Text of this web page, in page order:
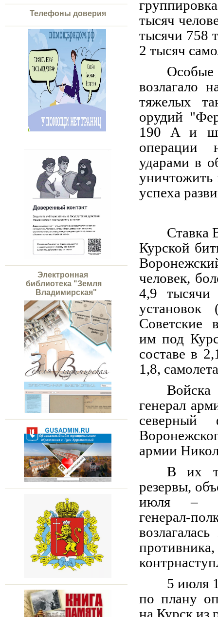
Телефоны доверия
Электронная
библиотека "Земля
Владимирская"
тысяч
тысячи 758
2 тысяч
возлагало
тяжелых
орудий
190 A и
операции
ударами в
уничтожить
успеха
Ставка
Курской
человек,
4,9 тысячи
Советские
им под
составе в
1,8,
Войска
генерал
северный
армии
В их
резервы,
июля –
5 июля
по плану
на Курск из